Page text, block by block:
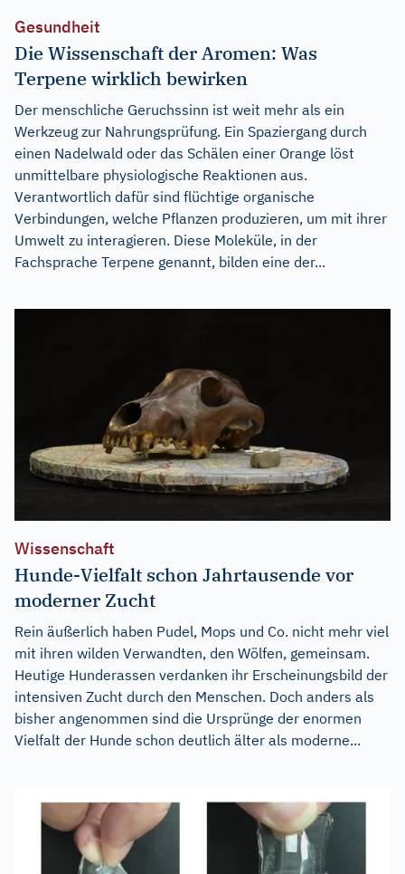
Gesundheit
Die Wissenschaft der Aromen: Was
Terpene wirklich bewirken
Der menschliche Geruchssinn ist weit mehr als ein
Werkzeug zur Nahrungsprüfung. Ein Spaziergang durch
einen Nadelwald oder das Schälen einer Orange löst
unmittelbare physiologische Reaktionen aus.
Verantwortlich dafür sind flüchtige organische
Verbindungen, welche Pflanzen produzieren, um mit ihrer
Umwelt zu interagieren. Diese Moleküle, in der
Fachsprache Terpene genannt, bilden eine der...
Wissenschaft
Hunde-Vielfalt schon Jahrtausende vor
moderner Zucht
Rein äußerlich haben Pudel, Mops und Co. nicht mehr viel
mit ihren wilden Verwandten, den Wölfen, gemeinsam.
Heutige Hunderassen verdanken ihr Erscheinungsbild der
intensiven Zucht durch den Menschen. Doch anders als
bisher angenommen sind die Ursprünge der enormen
Vielfalt der Hunde schon deutlich älter als moderne...